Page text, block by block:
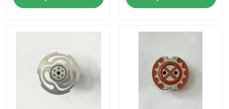
उत्पादों